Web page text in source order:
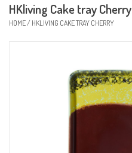
Woonaccessoires
HKliving Cake tray Cherry
HOME/ HKLIVING CAKE TRAY CHERRY